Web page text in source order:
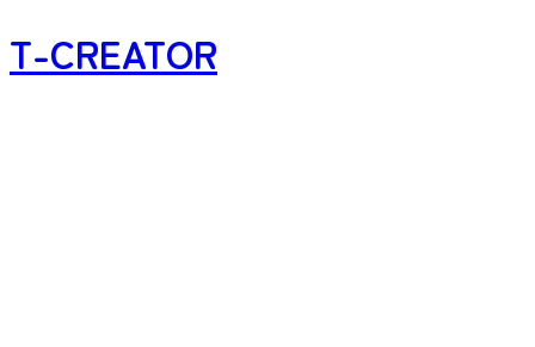
T-CREATOR